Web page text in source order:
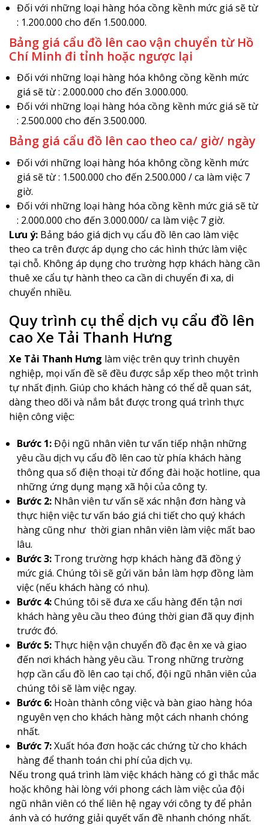
Đối với những loại hàng hóa cồng kềnh mức giá sẽ từ
: 1.200.000 cho đến 1.500.000.
Bảng giá cẩu đồ lên cao vận chuyển từ Hồ
Chí Minh đi tỉnh hoặc ngược lại
Đối với những loại hàng hóa không cồng kềnh mức
giá sẽ từ : 2.000.000 cho đến 3.000.000.
Đối với những loại hàng hóa cồng kềnh mức giá sẽ từ
: 2.500.000 cho đến 3.500.000.
Bảng giá cẩu đồ lên cao theo ca/ giờ/ ngày
Đối với những loại hàng hóa không cồng kềnh mức
giá sẽ từ : 1.500.000 cho đến 2.500.000 / ca làm việc 7
giờ.
Đối với những loại hàng hóa cồng kềnh mức giá sẽ từ
: 2.000.000 cho đến 3.000.000/ ca làm việc 7 giờ.
Lưu ý: Bảng báo giá dịch vụ cẩu đồ lên cao làm việc
theo ca trên được áp dụng cho các hình thức làm việc
tại chỗ. Không áp dụng cho trường hợp khách hàng cần
thuê xe cẩu tự hành theo ca cần di chuyển đi xa, di
chuyển nhiều.
Quy trình cụ thể dịch vụ cẩu đồ lên
cao Xe Tải Thanh Hưng
Xe Tải Thanh Hưng làm việc trên quy trình chuyên
nghiệp, mọi vấn đề sẽ đều được sắp xếp theo một trình
tự nhất định. Giúp cho khách hàng có thể dễ quan sát,
dàng theo dõi và nắm bắt được trong quá trình thực
hiện công việc:
Bước 1:Đội ngũ nhân viên tư vấn tiếp nhận những
yêu cầu dịch vụ cẩu đồ lên cao từ phía khách hàng
thông qua số điện thoại từ đổng đài hoặc hotline, qua
những ứng dụng mạng xã hội của công ty.
Bước 2:Nhân viên tư vấn sẽ xác nhận đơn hàng và
thực hiện việc tư vấn báo giá chi tiết cho quý khách
hàng cũng như thời gian nhân viên làm việc mất bao
lâu.
Bước 3:Trong trường hợp khách hàng đã đồng ý
mức giá. Chúng tôi sẽ gửi văn bản làm hợp đồng làm
việc (nếu khách hàng có nhu).
Bước 4:Chúng tôi sẽ đưa xe cẩu hàng đến tận nơi
khách hàng yêu cầu theo đúng thời gian đã quy định
trước đó.
Bước 5:Thực hiện vận chuyển đồ đạc ên xe và giao
đến nơi khách hàng yêu cầu. Trong những trường
hợp cần cẩu đồ lên cao tại chổ, đội ngũ nhân viên của
chúng tôi sẽ làm việc ngay.
Bước 6:Hoàn thành công việc và bàn giao hàng hóa
nguyên vẹn cho khách hàng một cách nhanh chóng
nhất.
Bước 7:Xuất hóa đơn hoặc các chứng từ cho khách
hàng để thanh toán chi phí của dịch vụ.
Nếu trong quá trình làm việc khách hàng có gì thắc mắc
hoặc không hài lòng với phong cách làm việc của đội
ngũ nhân viên có thể liên hệ ngay với công ty để phản
ánh và có hướng giải quyết vấn đề nhanh chóng nhất.